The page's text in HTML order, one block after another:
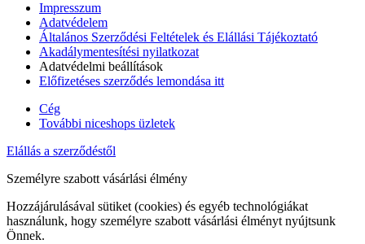
Impresszum
Adatvédelem
Általános Szerződési Feltételek és Elállási Tájékoztató
Akadálymentesítési nyilatkozat
Adatvédelmi beállítások
Előfizetéses szerződés lemondása itt
Cég
További niceshops üzletek
Elállás a szerződéstől
Személyre szabott vásárlási élmény
Hozzájárulásával sütiket (cookies) és egyéb technológiákat
használunk, hogy személyre szabott vásárlási élményt nyújtsunk
Önnek.